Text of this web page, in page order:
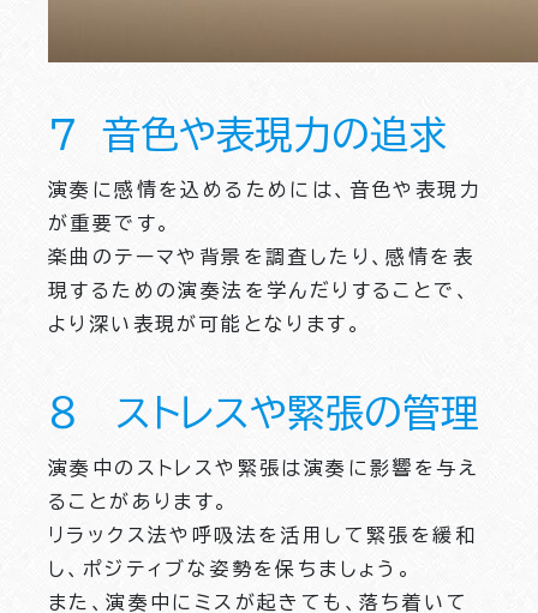
７ 音色や表現力の追求
演奏に感情を込めるためには、音色や表現力
が重要です。
楽曲のテーマや背景を調査したり、感情を表
現するための演奏法を学んだりすることで、
より深い表現が可能となります。
８ ストレスや緊張の管理
演奏中のストレスや緊張は演奏に影響を与え
ることがあります。
リラックス法や呼吸法を活用して緊張を緩和
し、ポジティブな姿勢を保ちましょう。
また、演奏中にミスが起きても、落ち着いて